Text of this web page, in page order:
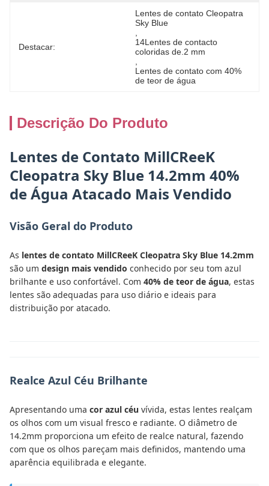
Destacar:
Lentes de contato Cleopatra
Sky Blue
14Lentes de contacto
coloridas de.2 mm
Lentes de contato com 40%
de teor de água
Descrição Do Produto
Lentes de Contato MillCReeK
Cleopatra Sky Blue 14.2mm 40%
de Água Atacado Mais Vendido
Visão Geral do Produto
As lentes de contato MillCReeK Cleopatra Sky Blue 14.2mm
são um design mais vendido conhecido por seu tom azul
brilhante e uso confortável. Com 40% de teor de água, estas
lentes são adequadas para uso diário e ideais para
distribuição por atacado.
Realce Azul Céu Brilhante
Apresentando uma cor azul céu vívida, estas lentes realçam
os olhos com um visual fresco e radiante. O diâmetro de
14.2mm proporciona um efeito de realce natural, fazendo
com que os olhos pareçam mais definidos, mantendo uma
aparência equilibrada e elegante.